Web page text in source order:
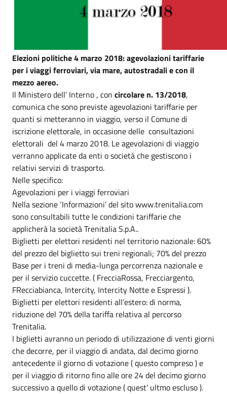
Elezioni politiche 4 marzo 2018: agevolazioni tariffarie
per i viaggi ferroviari, via mare, autostradali e con il
mezzo aereo.
Il Ministero dell’ Interno , con circolare n. 13/2018,
comunica che sono previste agevolazioni tariffarie per
quanti si metteranno in viaggio, verso il Comune di
iscrizione elettorale, in occasione delle consultazioni
elettorali del 4 marzo 2018. Le agevolazioni di viaggio
verranno applicate da enti o società che gestiscono i
relativi servizi di trasporto.
Nelle specifico:
Agevolazioni per i viaggi ferroviari
Nella sezione ‘Informazioni’ del sito www.trenitalia.com
sono consultabili tutte le condizioni tariffarie che
applicherà la società Trenitalia S.p.A..
Biglietti per elettori residenti nel territorio nazionale: 60%
del prezzo del biglietto sui treni regionali; 70% del prezzo
Base per i treni di media-lunga percorrenza nazionale e
per il servizio cuccette. ( FrecciaRossa, Frecciargento,
FRecciabianca, Intercity, Intercity Notte e Espressi ).
Biglietti per elettori residenti all’estero: di norma,
riduzione del 70% della tariffa relativa al percorso
Trenitalia.
I biglietti avranno un periodo di utilizzazione di venti giorni
che decorre, per il viaggio di andata, dal decimo giorno
antecedente il giorno di votazione ( questo compreso ) e
per il viaggio di ritorno fino alle ore 24 del decimo giorno
successivo a quello di votazione ( quest’ ultmo escluso ).